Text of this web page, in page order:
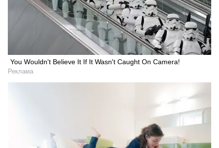
You Wouldn't Believe It If It Wasn't Caught On Camera!
Реклама